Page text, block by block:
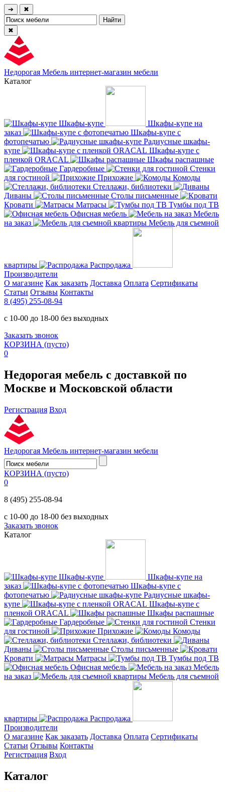
➔ ✖
✖
Недорогая Мебель интернет-магазин мебели
Каталог
Шкафы-купе
Шкафы-купе на
заказ
Шкафы-купе с
фотопечатью
Радиусные шкафы-
купе
Шкафы-купе с
пленкой ORACAL
Шкафы распашные
Гардеробные
Стенки
для гостиной
Прихожие
Комоды
Стеллажи, библиотеки
Диваны
Столы письменные
Кровати
Матрасы
Тумбы под ТВ
Офисная мебель
Мебель
на заказ
Мебель для съемной
квартиры
Распродажа
Производители
О магазине Как заказать Доставка Оплата Сертификаты
Статьи Отзывы Контакты
8 (495) 255-08-94
с 10-00 до 18-00 без выходных
Заказать звонок
КОРЗИНА (пусто)
0
Недорогая мебель с доставкой по
Москве и Московской области
Регистрация Вход
Недорогая Мебель интернет-магазин мебели
КОРЗИНА (пусто)
0
8 (495) 255-08-94
с 10-00 до 18-00 без выходных
Заказать звонок
Каталог
Шкафы-купе
Шкафы-купе на
заказ
Шкафы-купе с
фотопечатью
Радиусные шкафы-
купе
Шкафы-купе с
пленкой ORACAL
Шкафы распашные
Гардеробные
Стенки
для гостиной
Прихожие
Комоды
Стеллажи, библиотеки
Диваны
Столы письменные
Кровати
Матрасы
Тумбы под ТВ
Офисная мебель
Мебель
на заказ
Мебель для съемной
квартиры
Распродажа
Производители
О магазине Как заказать Доставка Оплата Сертификаты
Статьи Отзывы Контакты
Регистрация Вход
Каталог